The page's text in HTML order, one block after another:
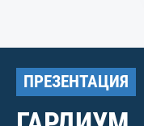
ПРЕЗЕНТАЦИЯ